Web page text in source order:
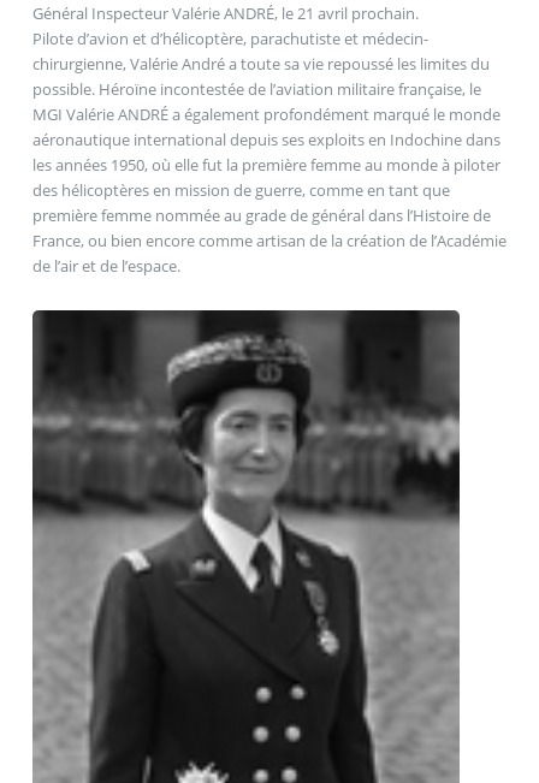
Général Inspecteur Valérie ANDRÉ, le 21 avril prochain.
Pilote d’avion et d’hélicoptère, parachutiste et médecin-
chirurgienne, Valérie André a toute sa vie repoussé les limites du
possible. Héroïne incontestée de l’aviation militaire française, le
MGI Valérie ANDRÉ a également profondément marqué le monde
aéronautique international depuis ses exploits en Indochine dans
les années 1950, où elle fut la première femme au monde à piloter
des hélicoptères en mission de guerre, comme en tant que
première femme nommée au grade de général dans l’Histoire de
France, ou bien encore comme artisan de la création de l’Académie
de l’air et de l’espace.